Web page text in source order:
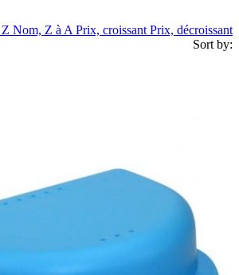
Nom, Z à A Prix, croissant Prix, décroissant
Sort by: